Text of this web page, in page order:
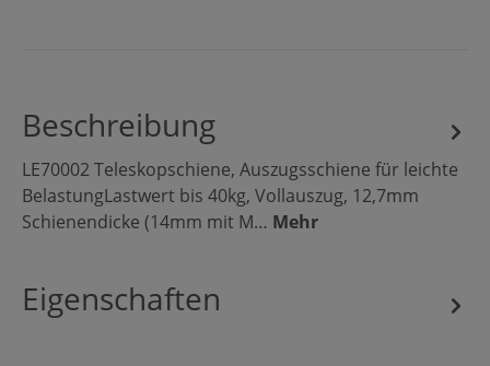
Beschreibung
LE70002 Teleskopschiene, Auszugsschiene für leichte
BelastungLastwert bis 40kg, Vollauszug, 12,7mm
Schienendicke (14mm mit M… Mehr
Eigenschaften